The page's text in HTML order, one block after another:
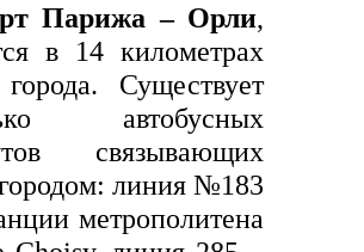
Парижа – Орли,
в 14 километрах
Существует
автобусных
связывающих
линия №183
метрополитена